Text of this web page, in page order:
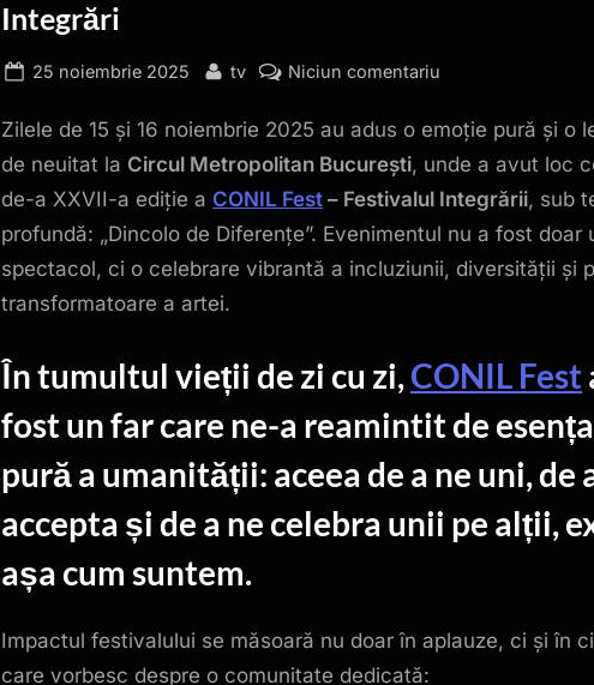
Integrări
Posted
25 noiembrie 2025 By
tv Niciun comentariu
Fest
2025:
ediția
a
Integrări
Zilele de 15 și 16 noiembrie 2025 au adus o emoție pură și o
de neuitat la Circul Metropolitan București, unde a avut loc
de-a XXVII-a ediție a CONIL Fest – Festivalul Integrării, sub
profundă: „Dincolo de Diferențe”. Evenimentul nu a fost doar
spectacol, ci o celebrare vibrantă a incluziunii, diversității și
transformatoare a artei.
În tumultul vieții de zi cu zi,CONIL Fest
fost un far care ne-a reamintit de esența
pură a umanității: aceea de a ne uni, de
accepta și de a ne celebra unii pe alții,
așa cum suntem.
Impactul festivalului se măsoară nu doar în aplauze, ci și în
care vorbesc despre o comunitate dedicată: